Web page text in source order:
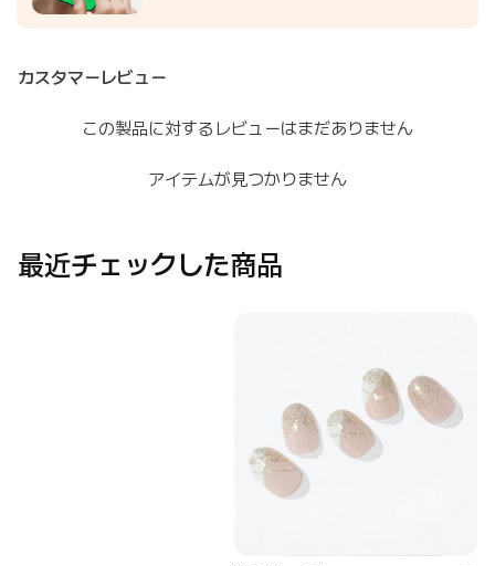
手を洗った後、付属のプレップパッドで爪表面をやさしく拭き取ってく
カスタマーレビュー
この製品に対するレビューはまだありません
アイテムが見つかりません
最近チェックした商品
Glint